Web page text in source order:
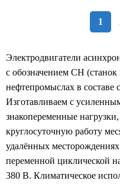
1
Электродвигатели
с обозначением СН
нефтепромыслах в
Изготавливаем с
знакопеременные
круглосуточную работу
удалённых
переменной циклической
380 В. Климатическое